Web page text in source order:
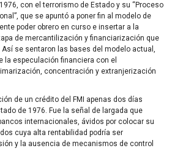
con el terrorismo de Estado y su “Proceso
que se apuntó a poner fin al modelo de
poder obrero en curso e insertar a la
de mercantilización y financiarización que
Así se sentaron las bases del modelo actual,
la especulación financiera con el
concentración y extranjerización
de un crédito del FMI apenas dos días
de 1976. Fue la señal de largada que
internacionales, ávidos por colocar su
cuya alta rentabilidad podría ser
y la ausencia de mecanismos de control